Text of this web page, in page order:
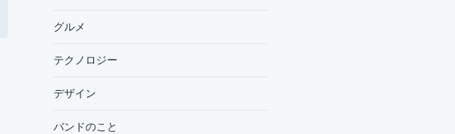
グルメ
テクノロジー
デザイン
バンドのこと